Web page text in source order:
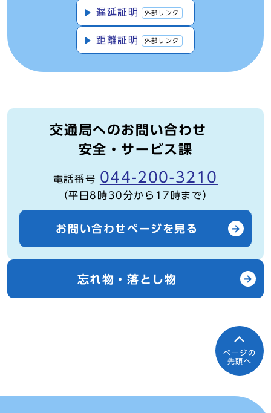
遅延証明 外部リンク
距離証明 外部リンク
交通局へのお問い合わせ
安全・サービス課
電話番号 044-200-3210
（平日8時30分から17時まで）
お問い合わせページを見る
忘れ物・落とし物
ページの
先頭へ